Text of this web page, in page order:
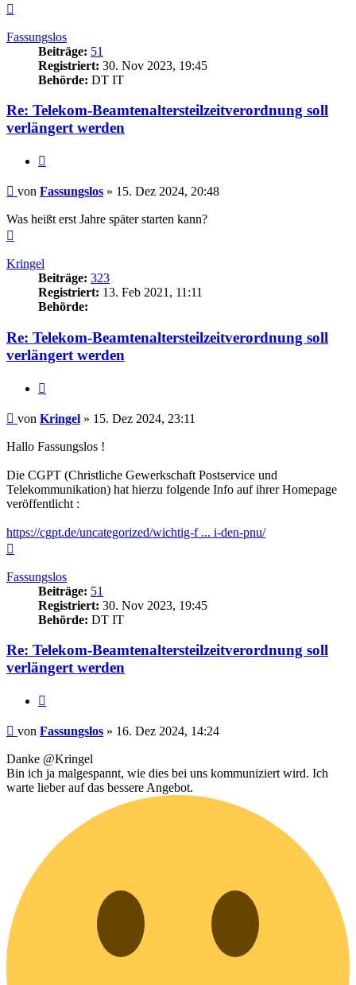
Fassungslos
Beiträge: 51
Registriert: 30. Nov 2023, 19:45
Behörde: DT IT
Re: Telekom-Beamtenaltersteilzeitverordnung soll
verlängert werden
Beitrag
von Fassungslos » 15. Dez 2024, 20:48
Was heißt erst Jahre später starten kann?
Kringel
Beiträge: 323
Registriert: 13. Feb 2021, 11:11
Behörde:
Re: Telekom-Beamtenaltersteilzeitverordnung soll
verlängert werden
Beitrag
von Kringel » 15. Dez 2024, 23:11
Hallo Fassungslos !
Die CGPT (Christliche Gewerkschaft Postservice und
Telekommunikation) hat hierzu folgende Info auf ihrer Homepage
veröffentlicht :
https://cgpt.de/uncategorized/wichtig-f ... i-den-pnu/
Fassungslos
Beiträge: 51
Registriert: 30. Nov 2023, 19:45
Behörde: DT IT
Re: Telekom-Beamtenaltersteilzeitverordnung soll
verlängert werden
Beitrag
von Fassungslos » 16. Dez 2024, 14:24
Danke @Kringel
Bin ich ja malgespannt, wie dies bei uns kommuniziert wird. Ich
warte lieber auf das bessere Angebot.